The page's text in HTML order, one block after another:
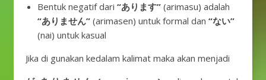
Bentuk negatif dari “あります” (arimasu) adalah
“ありません” (arimasen) untuk formal dan “ない”
(nai) untuk kasual
Jika di gunakan kedalam kalimat maka akan menjadi